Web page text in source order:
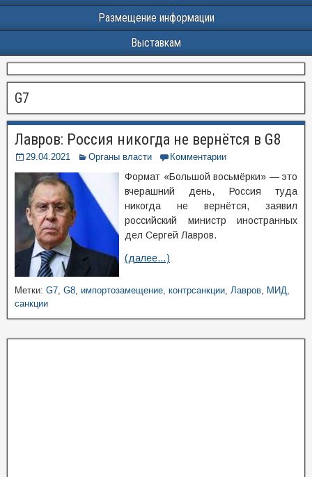
Размещение информации
Выставкам
G7
Лавров: Россия никогда не вернётся в G8
29.04.2021 Органы власти Комментарии
Формат «Большой восьмёрки» — это
вчерашний день, Россия туда
никогда не вернётся, заявил
российский министр иностранных
дел Сергей Лавров.
(далее…)
Метки: G7, G8, импортозамещение, контрсанкции, Лавров, МИД,
санкции